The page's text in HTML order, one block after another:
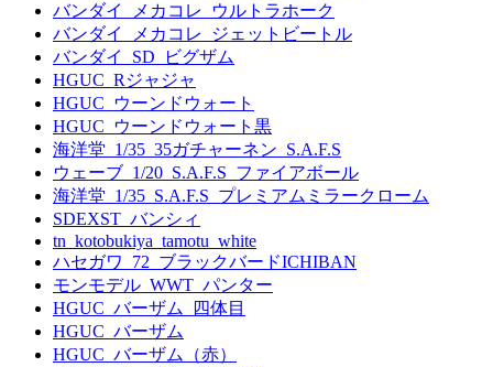
バンダイ_メカコレ_ウルトラホーク
バンダイ_メカコレ_ジェットビートル
バンダイ_SD_ビグザム
HGUC_Rジャジャ
HGUC_ウーンドウォート
HGUC_ウーンドウォート黒
海洋堂_1/35_35ガチャーネン_S.A.F.S
ウェーブ_1/20_S.A.F.S_ファイアボール
海洋堂_1/35_S.A.F.S_プレミアムミラークローム
SDEXST_バンシィ
tn_kotobukiya_tamotu_white
ハセガワ_72_ブラックバードICHIBAN
モンモデル_WWT_パンター
HGUC_バーザム_四体目
HGUC_バーザム
HGUC_バーザム（赤）